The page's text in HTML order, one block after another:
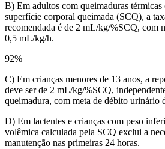
B) Em adultos com queimaduras
superfície corporal queimada (SCQ), a
recomendada é de 2 mL/kg/%SCQ, com
0,5 mL/kg/h.
92%
C) Em crianças menores de 13 anos, a
deve ser de 2 mL/kg/%SCQ,
queimadura, com meta de débito urinário
D) Em lactentes e crianças com peso
volêmica calculada pela SCQ exclui a
manutenção nas primeiras 24 horas.